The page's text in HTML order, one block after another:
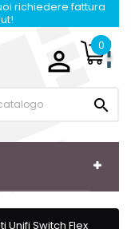
richiedere fattura

0

Unifi Switch Flex